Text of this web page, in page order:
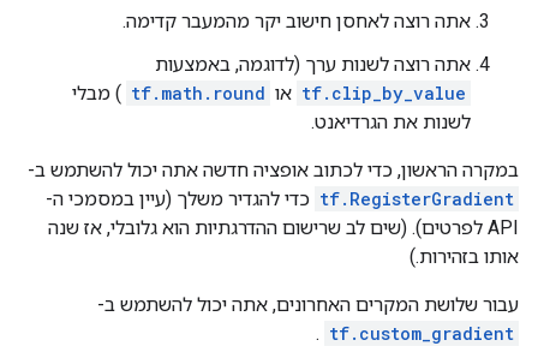
אתה רוצה לאחסן חישוב יקר מהמעבר קדימה.
אתה רוצה לשנות ערך (לדוגמה, באמצעות
tf.clip_by_value או tf.math.round ) מבלי
לשנות את הגרדיאנט.
במקרה הראשון, כדי לכתוב אופציה חדשה אתה יכול להשתמש ב-
tf.RegisterGradient כדי להגדיר משלך (עיין במסמכי ה-
API לפרטים). (שים לב שרישום ההדרגתיות הוא גלובלי, אז שנה
אותו בזהירות.)
עבור שלושת המקרים האחרונים, אתה יכול להשתמש ב-
tf.custom_gradient
.